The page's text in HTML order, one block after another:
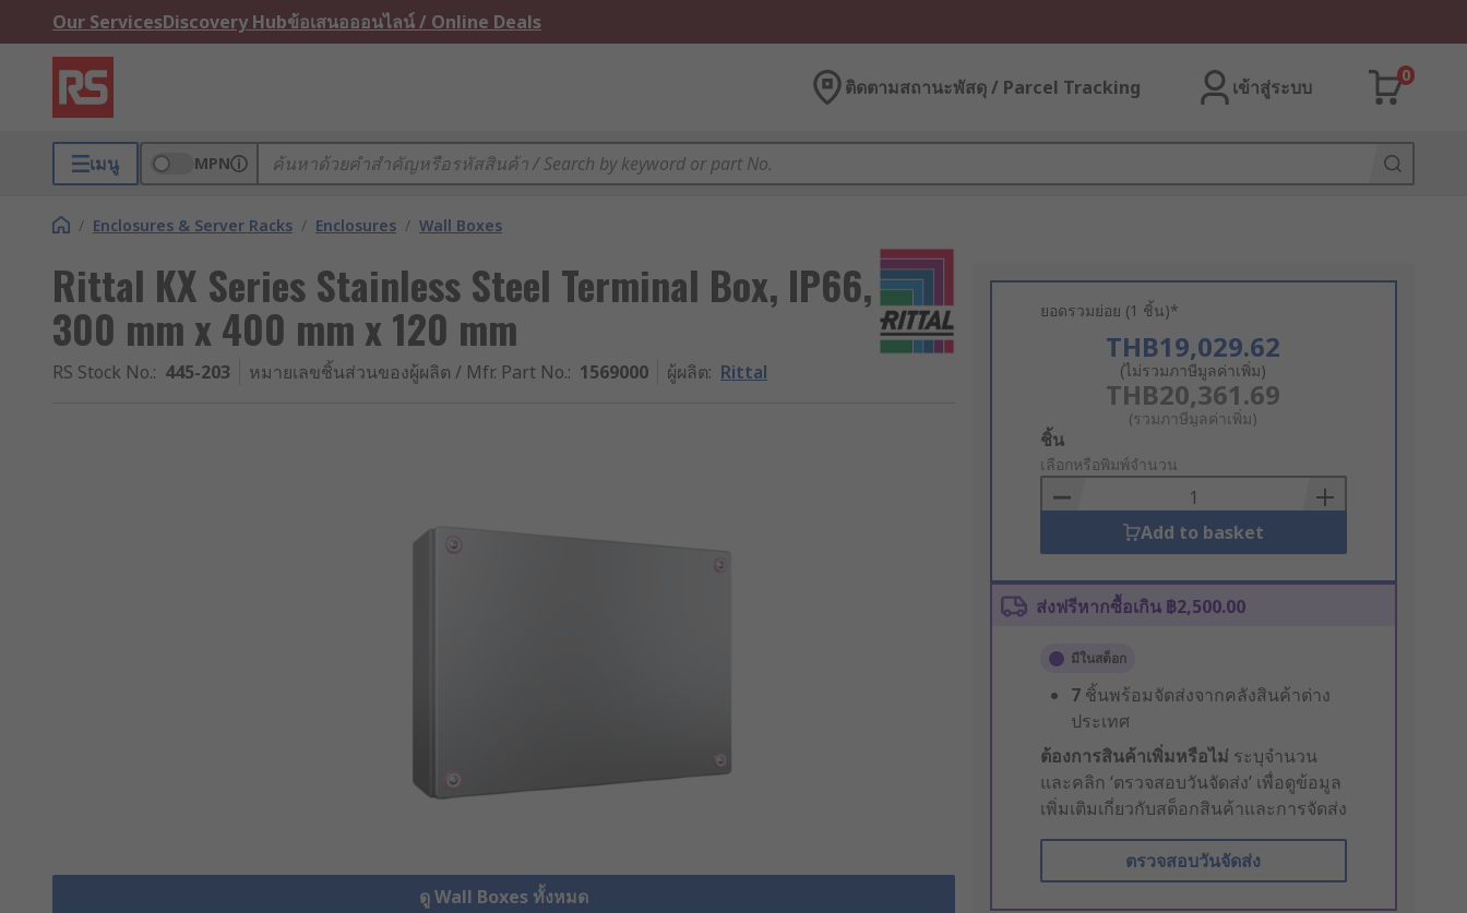
Our ServicesDiscovery Hubข้อเสนอออนไลน์ / Online Deals
ติดตามสถานะพัสดุ / Parcel Tracking เข้าสู่ระบบ
0
เมนู MPN
/ Enclosures & Server Racks / Enclosures / Wall Boxes
Rittal KX Series Stainless Steel Terminal Box, IP66,
300 mm x 400 mm x 120 mm
RS Stock No.: 445-203 หมายเลขชิ้นส่วนของผู้ผลิต / Mfr. Part No.: 1569000 ผู้ผลิต: Rittal
ดู Wall Boxes ทั้งหมด
ยอดรวมย่อย (1 ชิ้น)*
THB19,029.62
(ไม่รวมภาษีมูลค่าเพิ่ม)
THB20,361.69
(รวมภาษีมูลค่าเพิ่ม)
Add
to
Basket
ชิ้น
เลือกหรือพิมพ์จำนวน
Add to basket
ส่งฟรีหากซื้อเกิน ฿2,500.00
มีในสต็อก
7 ชิ้นพร้อมจัดส่งจากคลังสินค้าต่าง
ประเทศ
ต้องการสินค้าเพิ่มหรือไม่ ระบุจำนวน
และคลิก ‘ตรวจสอบวันจัดส่ง’ เพื่อดูข้อมูล
เพิ่มเติมเกี่ยวกับสต็อกสินค้าและการจัดส่ง
ตรวจสอบวันจัดส่ง